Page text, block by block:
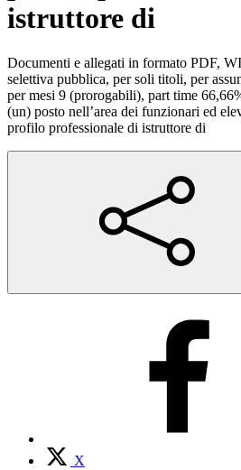
istruttore di
Documenti e allegati in formato PDF,
selettiva pubblica, per soli titoli, per
per mesi 9 (prorogabili), part time
(un) posto nell’area dei funzionari ed
profilo professionale di istruttore di
X